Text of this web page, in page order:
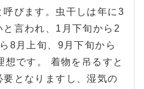
呼びます。虫干しは年に3
と言われ、1月下旬から2
8月上旬、9月下旬から
想です。 着物を吊るすと
となりますし、湿気の